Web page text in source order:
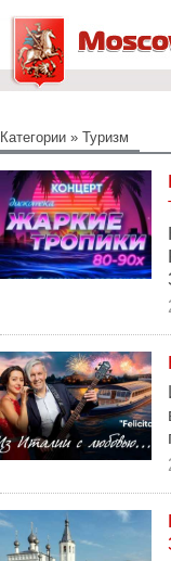
Категории » Туризм